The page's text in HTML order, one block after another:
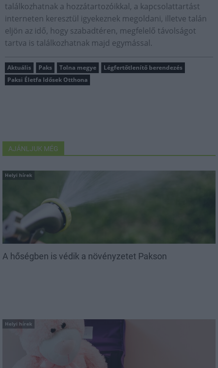
találkozhatnak a hozzátartozóikkal, a kapcsolattartást
interneten keresztül igyekeznek megoldani, illetve talán
eljön az idő, hogy szabadtéren, megfelelő távolságot
tartva is találkozhatnak majd egymással.
Aktuális Paks Tolna megye
Légfertőtlenítő berendezés
Paksi Életfa Idősek Otthona
AJÁNLJUK MÉG
Helyi hírek
A hőségben is védik a növényzetet Pakson
Helyi hírek